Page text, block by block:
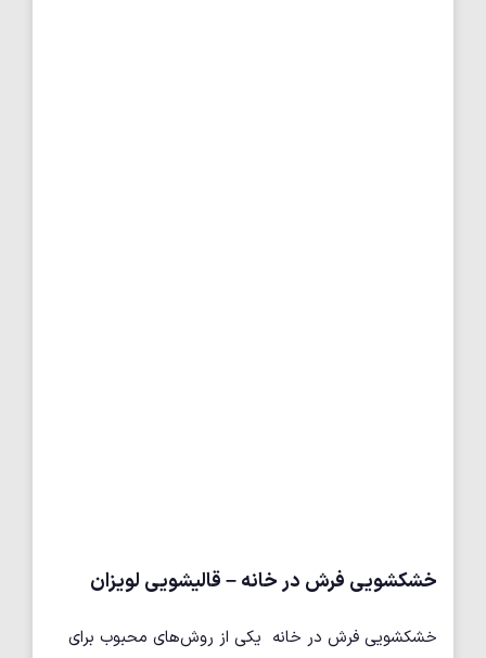
خشکشویی فرش در خانه – قالیشویی لویزان
خشکشویی فرش در خانه یکی از روش‌های محبوب برای